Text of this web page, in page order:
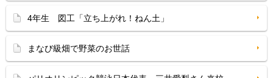
4年生 図工「立ち上がれ！ねん土」
まなび級畑で野菜のお世話